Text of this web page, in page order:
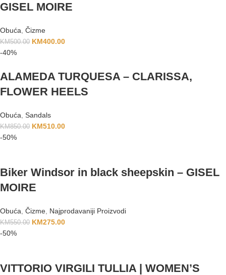
GISEL MOIRE
Obuća Čizme
KM500.00 KM400.00
-40%
ALAMEDA TURQUESA – CLARISSA,
FLOWER HEELS
Obuća Sandals
KM850.00 KM510.00
-50%
Biker Windsor in black sheepskin – GISEL
MOIRE
Obuća Čizme Najprodavaniji Proizvodi
KM550.00 KM275.00
-50%
VITTORIO VIRGILI TULLIA | WOMEN’S